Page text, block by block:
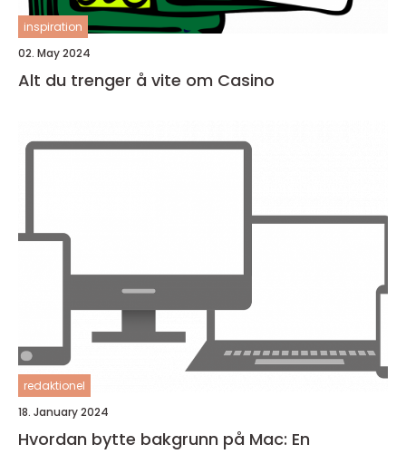
inspiration
02. May 2024
Alt du trenger å vite om Casino
redaktionel
18. January 2024
Hvordan bytte bakgrunn på Mac: En